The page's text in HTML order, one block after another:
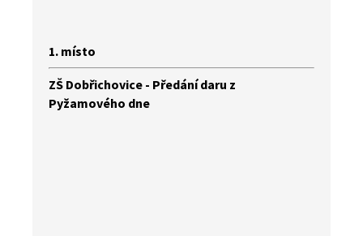
1. místo
ZŠ Dobřichovice - Předání daru z
Pyžamového dne